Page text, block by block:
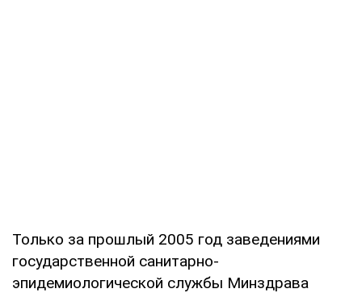
Только за прошлый 2005 год заведениями
государственной санитарно-
эпидемиологической службы Минздрава